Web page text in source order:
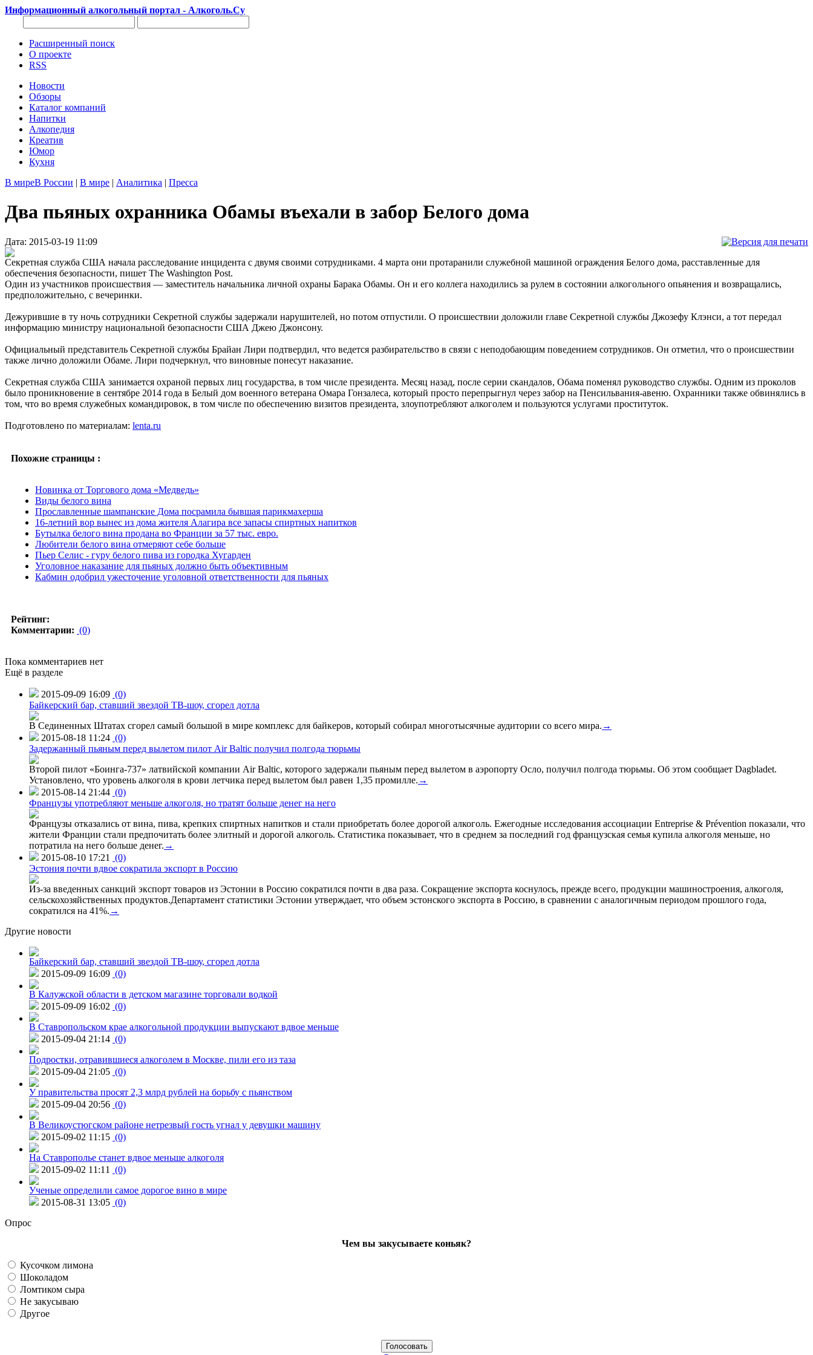
Информационный алкогольный портал - Алкоголь.Су
Расширенный поиск
О проекте
RSS
Новости
Обзоры
Каталог компаний
Напитки
Алкопедия
Креатив
Юмор
Кухня
В миреВ России | В мире | Аналитика | Пресса
Два пьяных охранника Обамы въехали в забор Белого дома
Дата: 2015-03-19 11:09
Секретная служба США начала расследование инцидента с двумя своими сотрудниками. 4 марта они протаранили служебной машиной ограждения Белого дома, расставленные для
обеспечения безопасности, пишет The Washington Post.
Один из участников происшествия — заместитель начальника личной охраны Барака Обамы. Он и его коллега находились за рулем в состоянии алкогольного опьянения и возвращались,
предположительно, с вечеринки.
Дежурившие в ту ночь сотрудники Секретной службы задержали нарушителей, но потом отпустили. О происшествии доложили главе Секретной службы Джозефу Клэнси, а тот передал
информацию министру национальной безопасности США Джею Джонсону.
Официальный представитель Секретной службы Брайан Лири подтвердил, что ведется разбирательство в связи с неподобающим поведением сотрудников. Он отметил, что о происшествии
также лично доложили Обаме. Лири подчеркнул, что виновные понесут наказание.
Секретная служба США занимается охраной первых лиц государства, в том числе президента. Месяц назад, после серии скандалов, Обама поменял руководство службы. Одним из проколов
было проникновение в сентябре 2014 года в Белый дом военного ветерана Омара Гонзалеса, который просто перепрыгнул через забор на Пенсильвания-авеню. Охранники также обвинялись в
том, что во время служебных командировок, в том числе по обеспечению визитов президента, злоупотребляют алкоголем и пользуются услугами проституток.
Подготовлено по материалам: lenta.ru
Похожие страницы :
Новинка от Торгового дома «Медведь»
Виды белого вина
Прославленные шампанские Дома посрамила бывшая парикмахерша
16-летний вор вынес из дома жителя Алагира все запасы спиртных напитков
Бутылка белого вина продана во Франции за 57 тыс. евро.
Любители белого вина отмеряют себе больше
Пьер Селис - гуру белого пива из городка Хугарден
Уголовное наказание для пьяных должно быть объективным
Кабмин одобрил ужесточение уголовной ответственности для пьяных
Рейтинг:
Комментарии: (0)
Пока комментариев нет
Ещё в разделе
2015-09-09 16:09 (0)
Байкерский бар, ставший звездой ТВ-шоу, сгорел дотла
В Сединенных Штатах сгорел самый большой в мире комплекс для байкеров, который собирал многотысячные аудитории со всего мира. →
2015-08-18 11:24 (0)
Задержанный пьяным перед вылетом пилот Air Baltic получил полгода тюрьмы
Второй пилот «Боинга-737» латвийской компании Air Baltic, которого задержали пьяным перед вылетом в аэропорту Осло, получил полгода тюрьмы. Об этом сообщает Dagbladet.
Установлено, что уровень алкоголя в крови летчика перед вылетом был равен 1,35 промилле. →
2015-08-14 21:44 (0)
Французы употребляют меньше алкоголя, но тратят больше денег на него
Французы отказались от вина, пива, крепких спиртных напитков и стали приобретать более дорогой алкоголь. Ежегодные исследования ассоциации Entreprise & Prévention показали, что
жители Франции стали предпочитать более элитный и дорогой алкоголь. Статистика показывает, что в среднем за последний год французская семья купила алкоголя меньше, но
потратила на него больше денег. →
2015-08-10 17:21
(0)
Эстония почти вдвое сократила экспорт в Россию
Из-за введенных санкций экспорт товаров из Эстонии в Россию сократился почти в два раза. Сокращение экспорта коснулось, прежде всего, продукции машиностроения, алкоголя,
сельскохозяйственных продуктов.Департамент статистики Эстонии утверждает, что объем эстонского экспорта в Россию, в сравнении с аналогичным периодом прошлого года,
сократился на 41%. →
Другие новости
Байкерский бар, ставший звездой ТВ-шоу, сгорел дотла
2015-09-09 16:09 (0)
В Калужской области в детском магазине торговали водкой
2015-09-09 16:02 (0)
В Ставропольском крае алкогольной продукции выпускают вдвое меньше
2015-09-04 21:14 (0)
Подростки, отравившиеся алкоголем в Москве, пили его из таза
2015-09-04 21:05 (0)
У правительства просят 2,3 млрд рублей на борьбу с пьянством
2015-09-04 20:56 (0)
В Великоустюгском районе нетрезвый гость угнал у девушки машину
2015-09-02 11:15 (0)
На Ставрополье станет вдвое меньше алкоголя
2015-09-02 11:11
(0)
Ученые определили самое дорогое вино в мире
2015-08-31 13:05 (0)
Опрос
Чем вы закусываете коньяк?
Кусочком лимона
Шоколадом
Ломтиком сыра
Не закусываю
Другое